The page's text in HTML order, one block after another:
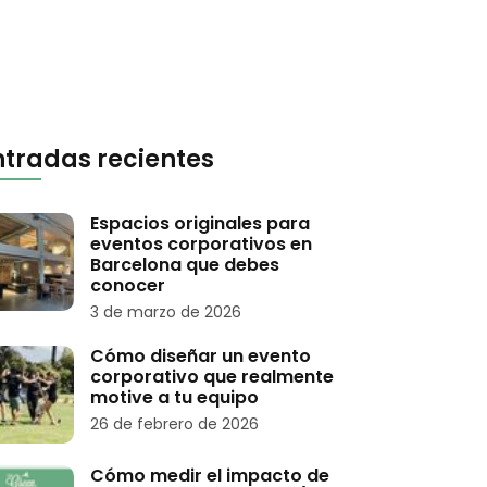
recientes
Espacios originales para
eventos corporativos en
Barcelona que debes
conocer
3 de marzo de 2026
Cómo diseñar un evento
corporativo que realmente
motive a tu equipo
26 de febrero de 2026
Cómo medir el impacto de